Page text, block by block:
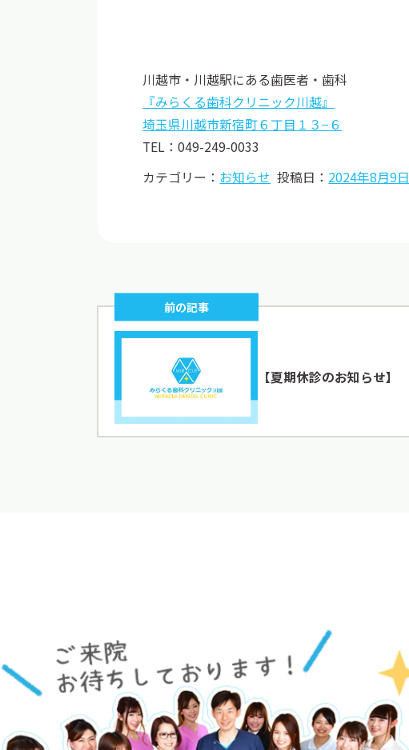
川越市・川越駅にある歯医者・歯科
『みらくる歯科クリニック川越』
埼玉県川越市新宿町６丁目１３−６
TEL：049-249-0033
カテゴリー： お知らせ 投稿日： 2024年8月9日
前の記事
【夏期休診のお知らせ】